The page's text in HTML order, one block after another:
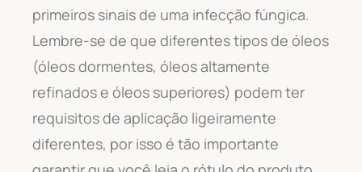
primeiros sinais de uma infecção fúngica.
Lembre-se de que diferentes tipos de óleos
(óleos dormentes, óleos altamente
refinados e óleos superiores) podem ter
requisitos de aplicação ligeiramente
diferentes, por isso é tão importante